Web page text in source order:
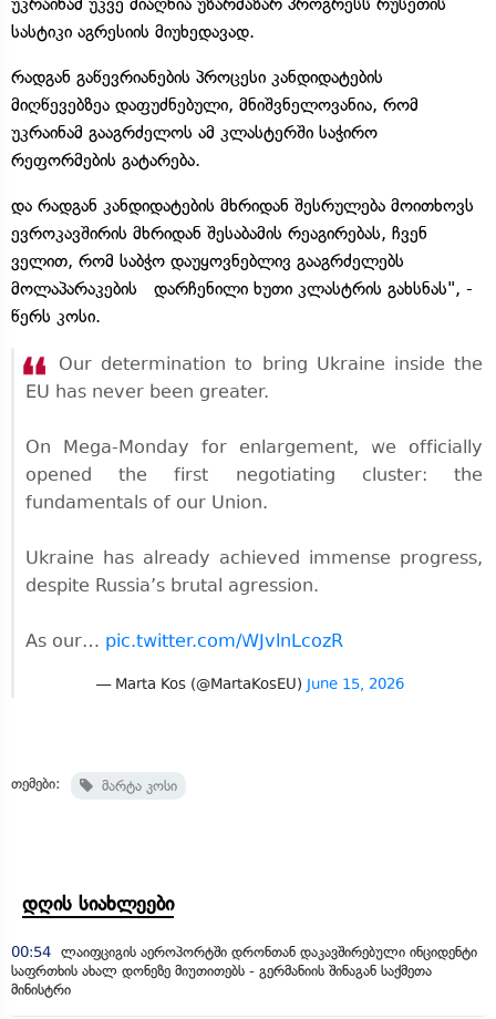
სასტიკი აგრესიის მიუხედავად.
რადგან გაწევრიანების პროცესი კანდიდატების
მიღწევებზეა დაფუძნებული, მნიშვნელოვანია, რომ
უკრაინამ გააგრძელოს ამ კლასტერში საჭირო
რეფორმების გატარება.
და რადგან კანდიდატების მხრიდან შესრულება მოითხოვს
ევროკავშირის მხრიდან შესაბამის რეაგირებას, ჩვენ
ველით, რომ საბჭო დაუყოვნებლივ გააგრძელებს
მოლაპარაკების დარჩენილი ხუთი კლასტრის გახსნას", -
წერს კოსი.
Our determination to bring Ukraine inside the
EU has never been greater.
On Mega-Monday for enlargement, we officially
opened the first negotiating cluster: the
fundamentals of our Union.
Ukraine has already achieved immense progress,
despite Russia’s brutal agression.
As our… pic.twitter.com/WJvlnLcozR
— Marta Kos (@MartaKosEU) June 15, 2026
თემები: მარტა კოსი
დღის სიახლეები
00:54 ლაიფციგის აეროპორტში დრონთან დაკავშირებული ინციდენტი
საფრთხის ახალ დონეზე მიუთითებს - გერმანიის შინაგან საქმეთა
მინისტრი